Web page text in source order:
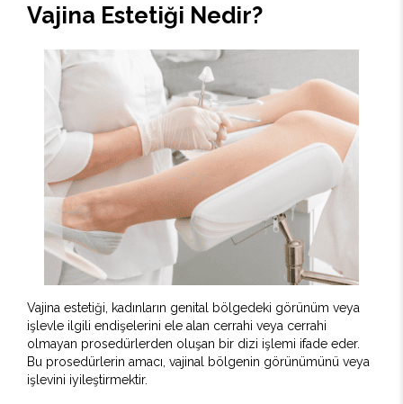
Vajina Estetiği Nedir?
Vajina estetiği, kadınların genital bölgedeki görünüm veya
işlevle ilgili endişelerini ele alan cerrahi veya cerrahi
olmayan prosedürlerden oluşan bir dizi işlemi ifade eder.
Bu prosedürlerin amacı, vajinal bölgenin görünümünü veya
işlevini iyileştirmektir.